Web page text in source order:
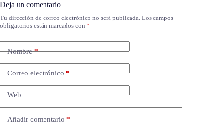
Deja un comentario
Tu dirección de correo electrónico no será publicada. Los campos
obligatorios están marcados con *
Nombre*
Correo electrónico*
Web
Añadir comentario *